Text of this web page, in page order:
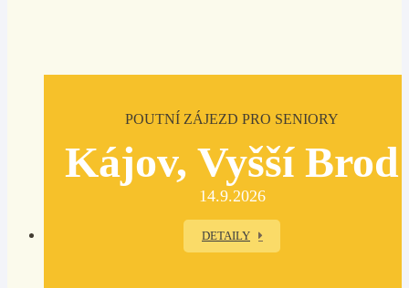
POUTNÍ ZÁJEZD PRO SENIORY
Kájov, Vyšší Brod
14.9.2026
DETAILY